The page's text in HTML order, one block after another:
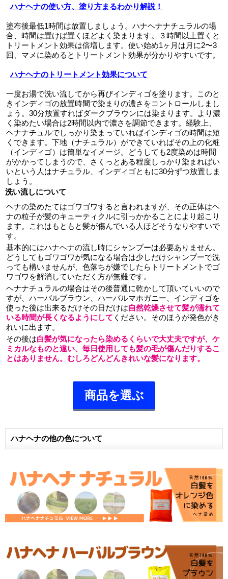
ハナヘナの使い方、塗り方まるわかり解説！
塗布後最低1時間は放置しましょう。ハナヘナナチュラルの場
合、時間は置けば置くほどよく染まります。３時間以上置くと
トリートメント効果は倍増します。使い始め1ヶ月は月に2〜3
回、マメに染めるとトリートメント効果が分かりやすいです。
ハナヘナのトリートメント効果について
一度お湯で洗い流してから再びインディゴを塗ります。このと
きインディゴの放置時間で染まりの濃さをコントロールしまし
ょう。30分放置すればダークブラウンには染まります。より濃
く染めたい場合は2時間以内で濃さを調節できます。経験上、
ヘナナチュルでしっかり染まっていればインディゴの時間は短
くできます。下地（ナチュラル）ができていればその上の化粧
（インディゴ）は簡単なイメージ。どうしても2度染めは時間
がかかってしまうので、さくっとある程度しっかり染まればい
いという人はナチュラル、インディゴともに30分ずつ放置しま
しょう。
洗い流しについて
ヘナの染めたてはゴワゴワすると言われますが、その正体はヘ
ナの粒子が髪のキューティクルに引っかかることにより起こり
ます。これはもともと髪が傷んでいる人ほどそうなりやすいで
す。
基本的にはハナヘナの流し時にシャンプーは必要ありません。
どうしてもゴワゴワが気になる場合は少しだけシャンプーで洗
っても構いませんが、色落ちが嫌でしたらトリートメントでゴ
ワゴワを解消していただく方が無難です。
ヘナナチュラルの場合はその後普通に乾かして頂いていいので
すが、ハーバルブラウン、ハーバルマホガニー、インディゴを
使った後は出来るだけその日だけは自然乾燥させて髪が濡れて
いる時間が長くなるようにして ください。そのほうが発色がき
れいに出ます。
その後は白髪が気になったら染めるくらいで大丈夫ですが、ケ
ミカルなものと違い、毎日使用しても髪の毛が傷んだりするこ
とはありません。むしろどんどんきれいな髪になります。
商品を選ぶ
ハナヘナの他の色について